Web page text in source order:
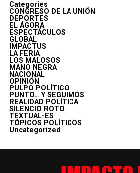
Categories
CONGRESO DE LA UNIÓN
DEPORTES
EL ÁGORA
ESPECTÁCULOS
GLOBAL
IMPACTUS
LA FERIA
LOS MALOSOS
MANO NEGRA
NACIONAL
OPINIÓN
PULPO POLÍTICO
PUNTO… Y SEGUIMOS
REALIDAD POLÍTICA
SILENCIO ROTO
TEXTUAL-ES
TÓPICOS POLÍTICOS
Uncategorized